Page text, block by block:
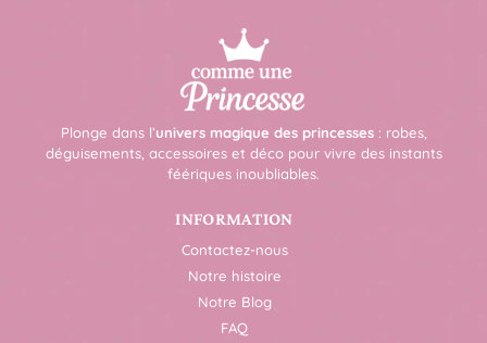
Plonge dans l’univers magique des princesses: robes,
déguisements, accessoires et déco pour vivre des instants
féériques inoubliables.
INFORMATION
Contactez-nous
Notre histoire
Notre Blog
FAQ